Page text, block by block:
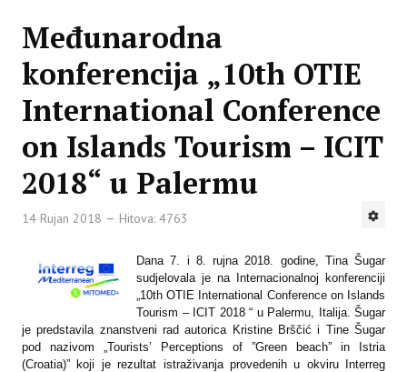
Međunarodna
konferencija „10th OTIE
International Conference
on Islands Tourism – ICIT
2018“ u Palermu
14 Rujan 2018 Hitova: 4763
Dana 7. i 8. rujna 2018. godine, Tina Šugar
sudjelovala je na Internacionalnoj konferenciji
„10th OTIE International Conference on Islands
Tourism – ICIT 2018 “ u Palermu, Italija. Šugar
je predstavila znanstveni rad autorica Kristine Brščić i Tine Šugar
pod nazivom „Tourists’ Perceptions of ”Green beach” in Istria
(Croatia)” koji je rezultat istraživanja provedenih u okviru Interreg